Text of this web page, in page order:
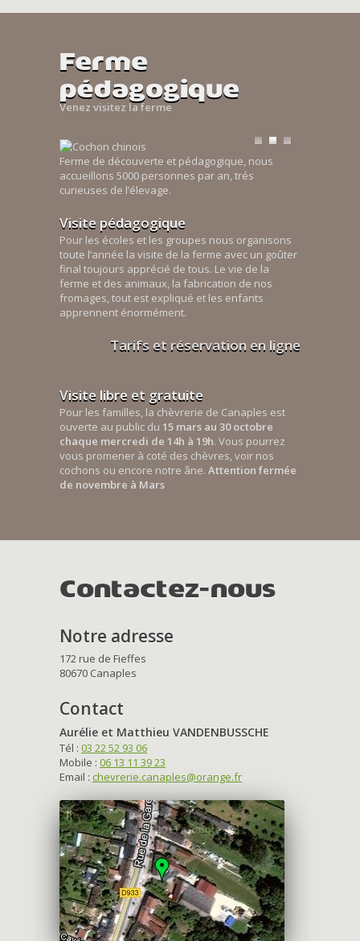
Ferme
pédagogique
Venez visitez la ferme
Ferme de découverte et pédagogique, nous
accueillons 5000 personnes par an, trés
curieuses de l’élevage.
Visite pédagogique
Pour les écoles et les groupes nous organisons
toute l’année la visite de la ferme avec un goûter
final toujours apprécié de tous. Le vie de la
ferme et des animaux, la fabrication de nos
fromages, tout est expliqué et les enfants
apprennent énormément.
Tarifs et réservation en ligne
Visite libre et gratuite
Pour les familles, la chèvrerie de Canaples est
ouverte au public du 15 mars au 30 octobre
chaque mercredi de 14h à 19h. Vous pourrez
vous promener à coté des chèvres, voir nos
cochons ou encore notre âne. Attention fermée
de novembre à Mars
Contactez-nous
Notre adresse
172 rue de Fieffes
80670 Canaples
Contact
Aurélie et Matthieu VANDENBUSSCHE
Tél : 03 22 52 93 06
Mobile : 06 13 11 39 23
Email : chevrerie.canaples@orange.fr